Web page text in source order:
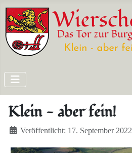
Klein - aber fein!
DetailsVeröffentlicht: 17. September 2022